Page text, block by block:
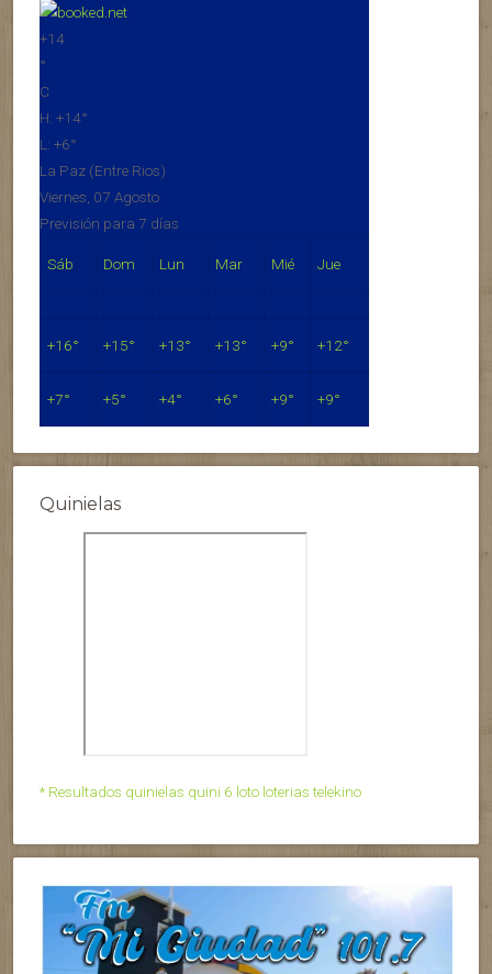
+14
°
C
H: +14°
L: +6°
La Paz (Entre Rios)
Viernes, 07 Agosto
Previsión para 7 días
Sáb Dom Lun Mar Mié Jue
+16° +15° +13° +13° +9° +12°
+7° +5° +4° +6° +9° +9°
Quinielas
* Resultados quinielas quini 6 loto loterias telekino